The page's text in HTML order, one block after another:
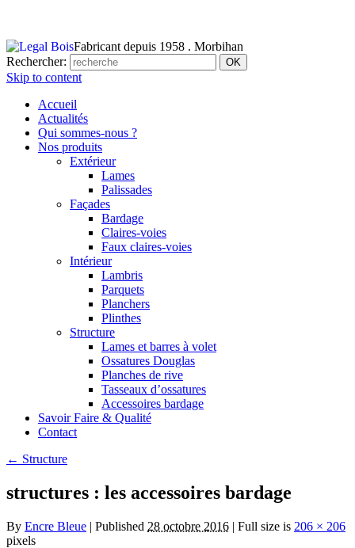
Fabricant depuis 1958 . Morbihan
Rechercher:
Skip to content
Accueil
Actualités
Qui sommes-nous ?
Nos produits
Extérieur
Lames
Palissades
Façades
Bardage
Claires-voies
Faux claires-voies
Intérieur
Lambris
Parquets
Planchers
Plinthes
Structure
Lames et barres à volet
Ossatures Douglas
Planches de rive
Tasseaux d’ossatures
Accessoires bardage
Savoir Faire & Qualité
Contact
← Structure
structures : les accessoires bardage
By Encre Bleue | Published 28 octobre 2016 | Full size is 206 × 206
pixels